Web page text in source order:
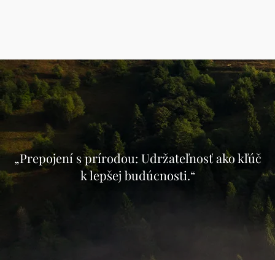
„Prepojení s prírodou: Udržateľnosť ako kľúč
k lepšej budúcnosti.“